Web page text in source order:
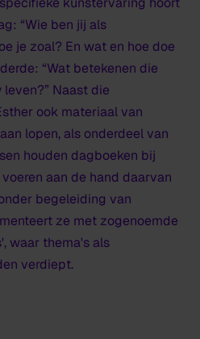
“Wie ben jij als
je zoal? En wat en hoe doe
“Wat betekenen die
Naast die
ook materiaal van
lopen, als onderdeel van
houden dagboeken bij
aan de hand daarvan
begeleiding van
ze met zogenoemde
waar thema's als
verdiept.